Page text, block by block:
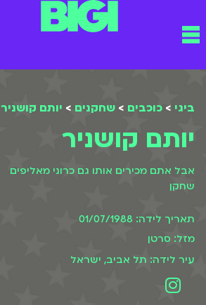
תפריט
ביגי > כוכבים > שחקנים > יותם קושניר
יותם קושניר
אבל אתם מכירים אותו גם כרוני מאליפים
שחקן
תאריך לידה: 01/07/1988
מזל: סרטן
עיר לידה: תל אביב, ישראל